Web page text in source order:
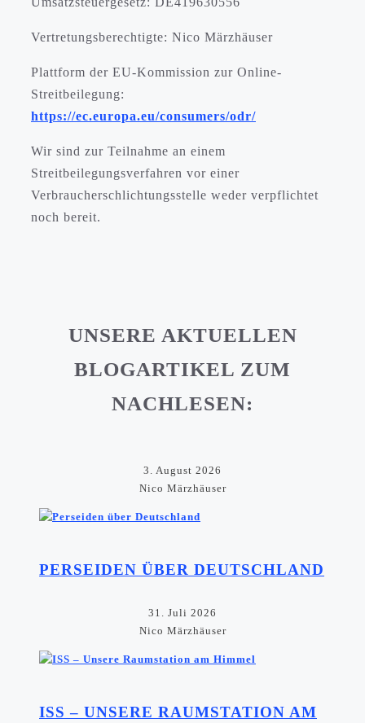
Vertretungsberechtigte: Nico Märzhäuser
Plattform der EU-Kommission zur Online-
Streitbeilegung:
https://ec.europa.eu/consumers/odr/
Wir sind zur Teilnahme an einem
Streitbeilegungsverfahren vor einer
Verbraucherschlichtungsstelle weder verpflichtet
noch bereit.
UNSERE AKTUELLEN
BLOGARTIKEL ZUM
NACHLESEN:
3. August 2026
Nico Märzhäuser
PERSEIDEN ÜBER DEUTSCHLAND
31. Juli 2026
Nico Märzhäuser
ISS – UNSERE RAUMSTATION AM